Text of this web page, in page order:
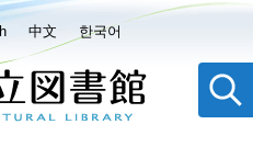
中文 한국어